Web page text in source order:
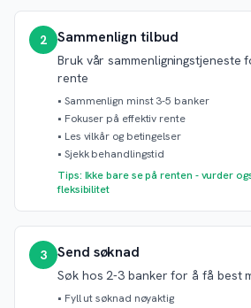
2 Sammenlign tilbud
Bruk vår sammenligningstjeneste
rente
• Sammenlign minst 3-5 banker
• Fokuser på effektiv rente
• Les vilkår og betingelser
• Sjekk behandlingstid
Tips: Ikke bare se på renten - vurder
fleksibilitet
3 Send søknad
Søk hos 2-3 banker for å få best
• Fyll ut søknad nøyaktig